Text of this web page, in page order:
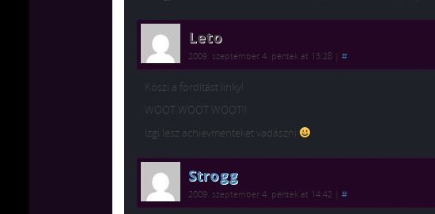
Leto
2009. szeptember 4. péntek at 13:28 #
Köszi a fordítást linky!
WOOT WOOT WOOT!!
Izgi lesz achievmenteket vadászni
Strogg
2009. szeptember 4. péntek at 14:42 #